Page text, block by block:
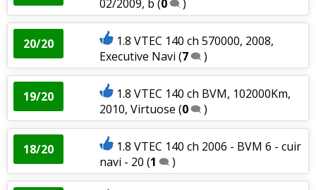
02/2009, b (0 )
20/20
1.8 VTEC 140 ch 570000, 2008,
Executive Navi (7 )
19/20
1.8 VTEC 140 ch BVM, 102000Km,
2010, Virtuose (0 )
18/20
1.8 VTEC 140 ch 2006 - BVM 6 - cuir
navi - 20 (1 )